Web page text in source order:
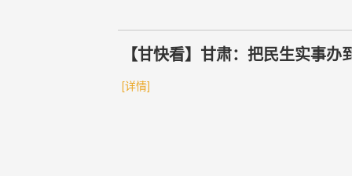
【甘快看】甘肃：把民生实事办
[详情]